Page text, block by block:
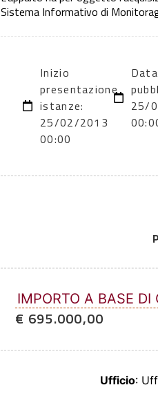
Sistema Informativo di
Inizio
presentazione
istanze:
25/02/2013
00:00
25/
IMPORTO A BASE DI
€ 695.000,00
Ufficio: